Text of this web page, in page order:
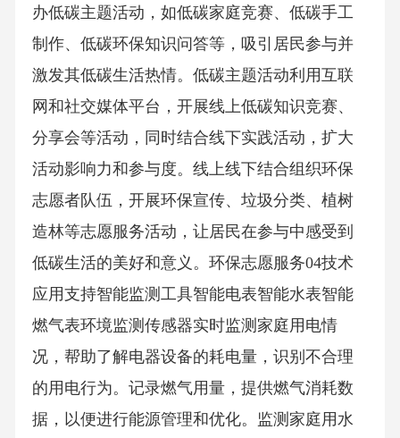
办低碳主题活动，如低碳家庭竞赛、低碳手工
制作、低碳环保知识问答等，吸引居民参与并
激发其低碳生活热情。低碳主题活动利用互联
网和社交媒体平台，开展线上低碳知识竞赛、
分享会等活动，同时结合线下实践活动，扩大
活动影响力和参与度。线上线下结合组织环保
志愿者队伍，开展环保宣传、垃圾分类、植树
造林等志愿服务活动，让居民在参与中感受到
低碳生活的美好和意义。环保志愿服务04技术
应用支持智能监测工具智能电表智能水表智能
燃气表环境监测传感器实时监测家庭用电情
况，帮助了解电器设备的耗电量，识别不合理
的用电行为。记录燃气用量，提供燃气消耗数
据，以便进行能源管理和优化。监测家庭用水